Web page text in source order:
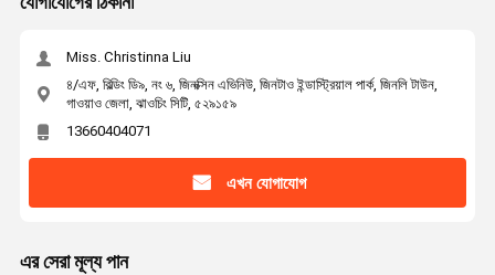
Miss. Christinna Liu
৪/এফ, বিল্ডিং ডি৯, নং ৬, জিনক্সিন এভিনিউ, জিনটাও ইন্ডাস্ট্রিয়াল পার্ক, জিনলি টাউন,
গাওয়াও জেলা, ঝাওচিং সিটি, ৫২৯১৫৯
13660404071
এখন যোগাযোগ
এর সেরা মূল্য পান